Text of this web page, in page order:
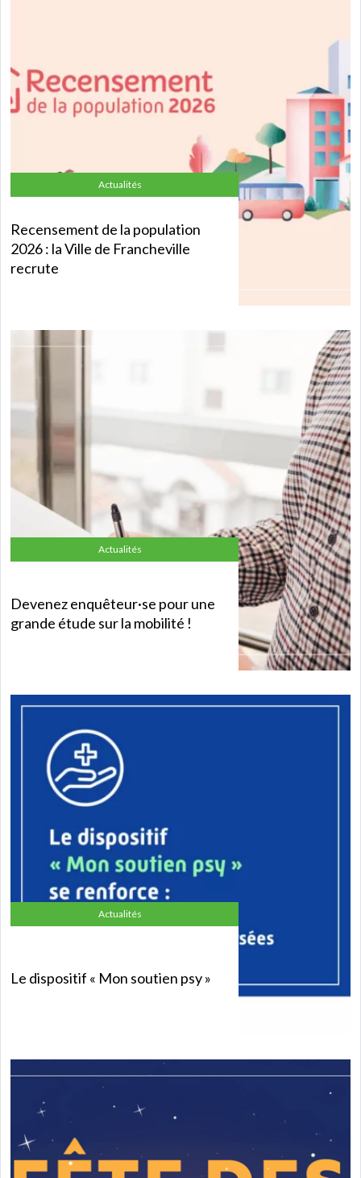
Actualités
Recensement de la population
2026 : la Ville de Francheville
recrute
Actualités
Devenez enquêteur·se pour une
grande étude sur la mobilité !
Actualités
Le dispositif « Mon soutien psy »